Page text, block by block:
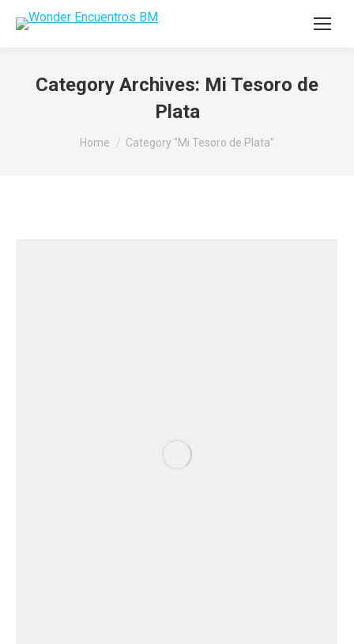
Category Archives: Mi Tesoro de
Plata
You are here:
Home Category "Mi Tesoro de Plata"